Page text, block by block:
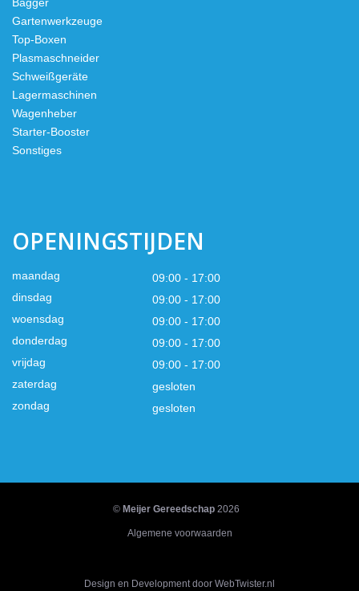
Bagger
Gartenwerkzeuge
Top-Boxen
Plasmaschneider
Schweißgeräte
Lagermaschinen
Wagenheber
Starter-Booster
Sonstiges
OPENINGSTIJDEN
maandag
09:00 - 17:00
dinsdag
09:00 - 17:00
woensdag
09:00 - 17:00
donderdag
09:00 - 17:00
vrijdag
09:00 - 17:00
zaterdag
gesloten
zondag
gesloten
© Meijer Gereedschap 2026
Algemene voorwaarden
Design en Development door WebTwister.nl